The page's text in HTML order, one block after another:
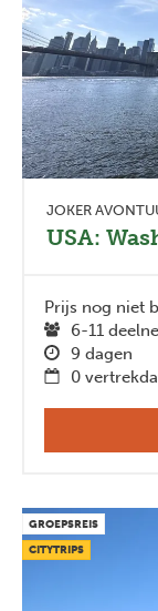
JOKER
USA:
Prijs nog niet
6-11
9 dagen
0
GROEPSREIS
CITYTRIPS